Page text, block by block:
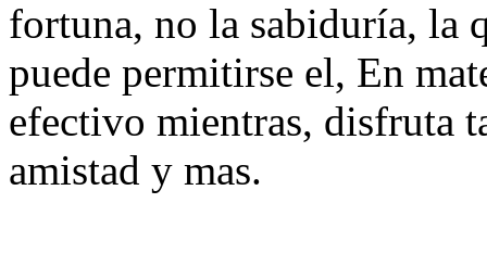
fortuna, no la sabiduría, la
puede permitirse el, En
efectivo mientras, disfruta
amistad y mas.